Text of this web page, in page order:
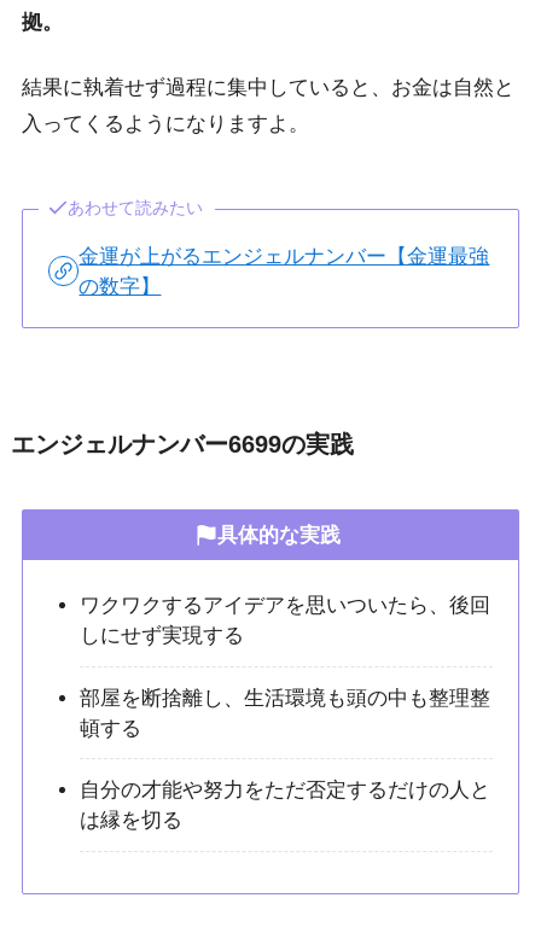
拠。
結果に執着せず過程に集中していると、お金は自然と
入ってくるようになりますよ。
あわせて読みたい
金運が上がるエンジェルナンバー【金運最強
の数字】
エンジェルナンバー6699の実践
具体的な実践
ワクワクするアイデアを思いついたら、後回
しにせず実現する
部屋を断捨離し、生活環境も頭の中も整理整
頓する
自分の才能や努力をただ否定するだけの人と
は縁を切る